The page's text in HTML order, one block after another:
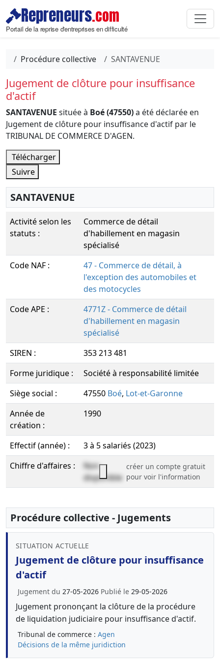
Repreneurs.com
Portail de la reprise d'entreprises en difficulté
Procédure collective SANTAVENUE
Jugement de clôture pour insuffisance
d'actif
SANTAVENUE située à Boé (47550)a été déclarée en
Jugement de clôture pour insuffisance d'actif par le
TRIBUNAL DE COMMERCE D'AGEN.
Télécharger
Suivre
SANTAVENUE
Activité selon les
statuts :
Commerce de détail
d'habillement en magasin
spécialisé
Code NAF :
47 - Commerce de détail, à
l'exception des automobiles et
des motocycles
Code APE :
4771Z - Commerce de détail
d'habillement en magasin
spécialisé
SIREN :
353 213 481
Forme juridique :
Société à responsabilité limitée
Siège social :
47550 Boé, Lot-et-Garonne
Année de
création :
1990
Effectif (année) :
3 à 5 salariés (2023)
Chiffre d'affaires :
Non
disponible
créer un compte gratuit
pour voir l'information
Procédure collective - Jugements
SITUATION ACTUELLE
Jugement de clôture pour insuffisance
d'actif
Jugement du 27-05-2026 Publié le 29-05-2026
Jugement prononçant la clôture de la procédure
de liquidation judiciaire pour insuffisance d'actif.
Tribunal de commerce : Agen
Décisions de la même juridiction